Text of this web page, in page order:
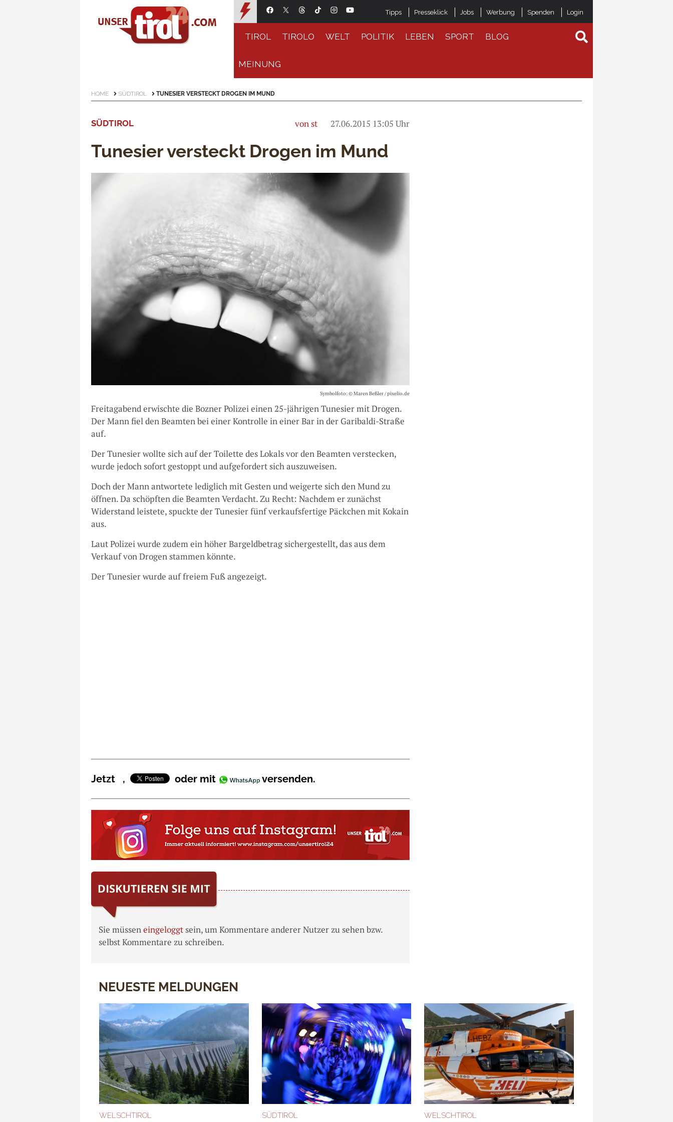
Tipps Presseklick Jobs Werbung Spenden Login
TIROL TIROLO WELT POLITIK LEBEN SPORT BLOG
MEINUNG
HOME SÜDTIROL TUNESIER VERSTECKT DROGEN IM MUND
SÜDTIROL von st 27.06.2015 13:05 Uhr
Tunesier versteckt Drogen im Mund
Symbolfoto: © Maren Beßler / pixelio.de
Freitagabend erwischte die Bozner Polizei einen 25-jährigen Tunesier mit Drogen.
Der Mann fiel den Beamten bei einer Kontrolle in einer Bar in der Garibaldi-Straße
auf.
Der Tunesier wollte sich auf der Toilette des Lokals vor den Beamten verstecken,
wurde jedoch sofort gestoppt und aufgefordert sich auszuweisen.
Doch der Mann antwortete lediglich mit Gesten und weigerte sich den Mund zu
öffnen. Da schöpften die Beamten Verdacht. Zu Recht: Nachdem er zunächst
Widerstand leistete, spuckte der Tunesier fünf verkaufsfertige Päckchen mit Kokain
aus.
Laut Polizei wurde zudem ein höher Bargeldbetrag sichergestellt, das aus dem
Verkauf von Drogen stammen könnte.
Der Tunesier wurde auf freiem Fuß angezeigt.
Jetzt , oder mit versenden.
Sie müsseneingeloggt sein, um Kommentare anderer Nutzer zu sehen bzw.
selbst Kommentare zu schreiben.
NEUESTE MELDUNGEN
WELSCHTIROL SÜDTIROL WELSCHTIROL